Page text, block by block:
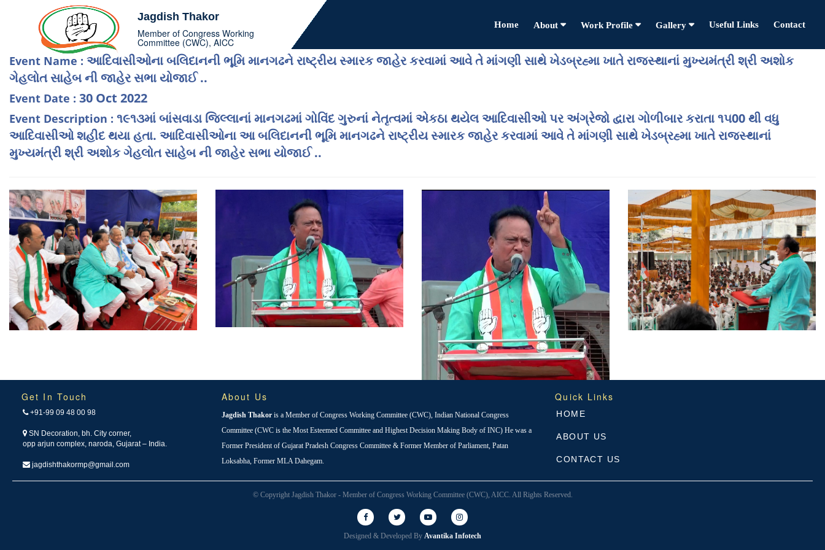
Jagdish Thakor
Member of Congress Working
Committee (CWC), AICC
Home About Work Profile Gallery Useful Links Contact
Event Name : આદિવાસીઓના બલિદાનની ભૂમિ માનગઢને રાષ્ટ્રીય સ્મારક જાહેર કરવામાં આવે તે માંગણી સાથે ખેડબ્રહ્મા ખાતે રાજસ્થાનાં મુખ્યમંત્રી શ્રી અશોક
ગેહલોત સાહેબ ની જાહેર સભા યોજાઈ ..
Event Date : 30 Oct 2022
Event Description : ૧૯૧૩માં બાંસવાડા જિલ્લાનાં માનગઢમાં ગોવિંદ ગુરુનાં નેતૃત્વમાં એકઠા થયેલ આદિવાસીઓ પર અંગ્રેજો દ્વારા ગોળીબાર કરાતા ૧૫00 થી વધુ
આદિવાસીઓ શહીદ થયા હતા. આદિવાસીઓના આ બલિદાનની ભૂમિ માનગઢને રાષ્ટ્રીય સ્મારક જાહેર કરવામાં આવે તે માંગણી સાથે ખેડબ્રહ્મા ખાતે રાજસ્થાનાં
મુખ્યમંત્રી શ્રી અશોક ગેહલોત સાહેબ ની જાહેર સભા યોજાઈ ..
Get In Touch
+91-99 09 48 00 98
SN Decoration, bh. City corner,
opp arjun complex, naroda, Gujarat – India.
jagdishthakormp@gmail.com
About Us
Jagdish Thakor is a Member of Congress Working Committee (CWC), Indian National Congress
Committee (CWC is the Most Esteemed Committee and Highest Decision Making Body of INC) He was a
Former President of Gujarat Pradesh Congress Committee & Former Member of Parliament, Patan
Loksabha, Former MLA Dahegam.
Quick Links
HOME
ABOUT US
CONTACT US
© Copyright Jagdish Thakor - Member of Congress Working Committee (CWC), AICC. All Rights Reserved.
Designed & Developed By Avantika Infotech